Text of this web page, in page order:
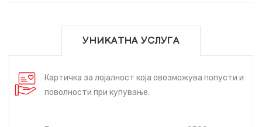
УНИКАТНА УСЛУГА
Картичка за лојалност која овозможува попусти и
поволности при купување.